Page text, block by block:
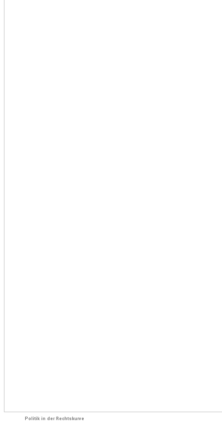
Politik in der Rechtskurve